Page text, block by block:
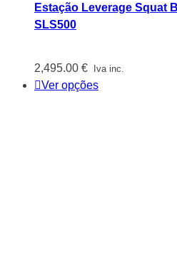
Estação Leverage Squat
SLS500
2,495.00 € Iva inc.
Ver opções